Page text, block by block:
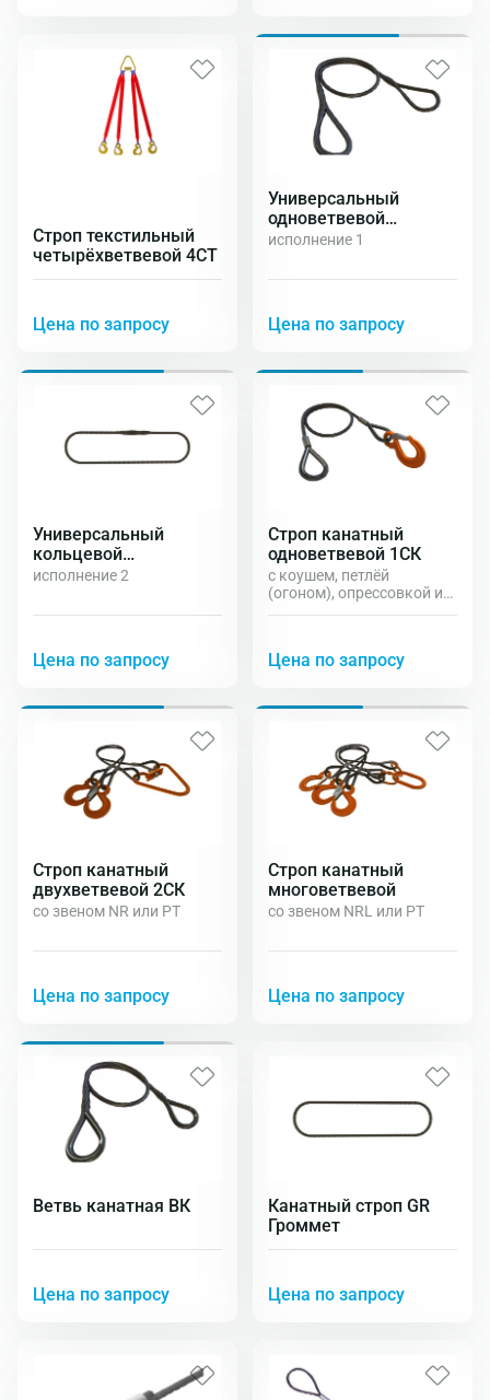
Строп текстильный
четырёхветвевой 4СТ
Цена по запросу
Универсальный
одноветвевой
канатный строп УСК1
исполнение 1
Цена по запросу
Универсальный
кольцевой
двухветвевой
исполнение 2
Цена по запросу
Строп канатный
одноветвевой 1СК
с коушем, петлёй
(огоном), опрессовкой и
Цена по запросу
Строп канатный
двухветвевой 2СК
со звеном NR или PT
Цена по запросу
Строп канатный
многоветвевой
со звеном NRL или PT
Цена по запросу
Ветвь канатная ВК
Цена по запросу
Канатный строп GR
Громмет
Цена по запросу